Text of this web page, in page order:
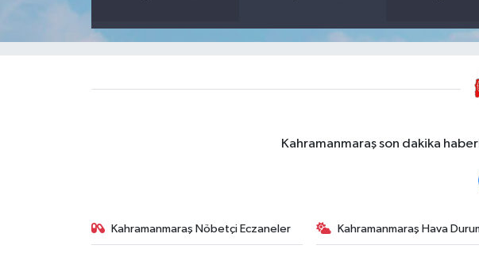
Kahramanmaraş son dakika
Kahramanmaraş Nöbetçi Eczaneler Kahramanmaraş Hava